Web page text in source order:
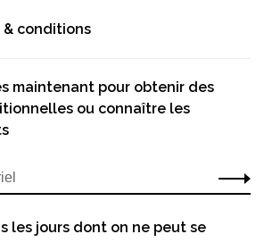
conditions
maintenant pour obtenir des
ou connaître les
les jours dont on ne peut se